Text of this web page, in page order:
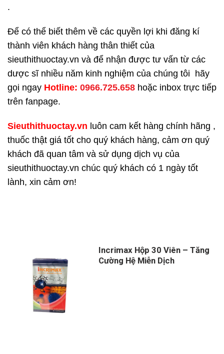
.
Để có thể biết thêm về các quyền lợi khi đăng kí
thành viên khách hàng thân thiết của
sieuthithuoctay.vn và để nhận được tư vấn từ các
dược sĩ nhiều năm kinh nghiệm của chúng tôi hãy
gọi ngay Hotline: 0966.725.658 hoặc inbox trực tiếp
trên fanpage.
Sieuthithuoctay.vn luôn cam kết hàng chính hãng ,
thuốc thật giá tốt cho quý khách hàng, cảm ơn quý
khách đã quan tâm và sử dụng dịch vụ của
sieuthithuoctay.vn chúc quý khách có 1 ngày tốt
lành, xin cảm ơn!
Incrimax Hộp 30 Viên – Tăng
Cường Hệ Miễn Dịch